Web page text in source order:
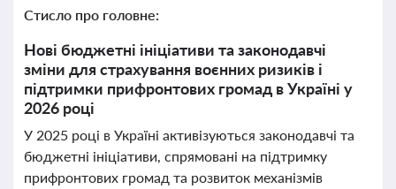
Стисло про головне:
Нові бюджетні ініціативи та законодавчі
зміни для страхування воєнних ризиків і
підтримки прифронтових громад в Україні у
2026 році
У 2025 році в Україні активізуються законодавчі та
бюджетні ініціативи, спрямовані на підтримку
прифронтових громад та розвиток механізмів